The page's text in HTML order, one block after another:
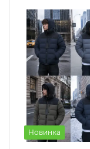
Новинка